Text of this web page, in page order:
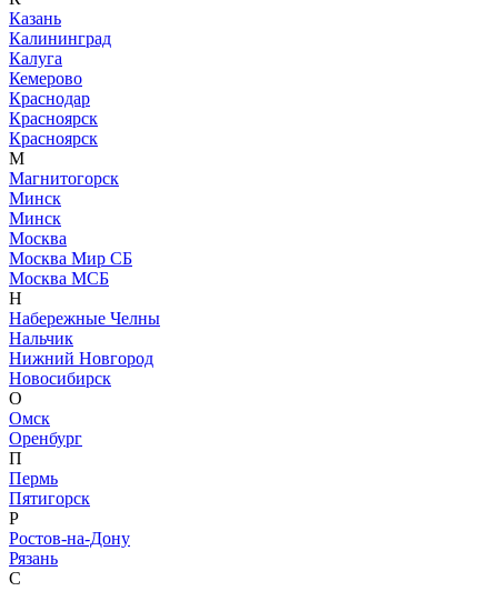
Казань
Калининград
Калуга
Кемерово
Краснодар
Красноярск
Красноярск
М
Магнитогорск
Минск
Минск
Москва
Москва Мир СБ
Москва МСБ
Н
Набережные Челны
Нальчик
Нижний Новгород
Новосибирск
О
Омск
Оренбург
П
Пермь
Пятигорск
Р
Ростов-на-Дону
Рязань
С